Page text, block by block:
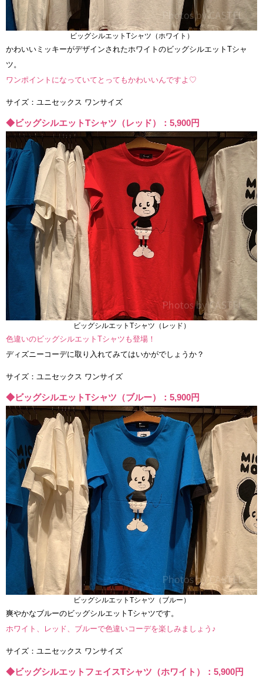
ビッグシルエットTシャツ（ホワイト）
かわいいミッキーがデザインされたホワイトのビッグシルエットTシャ
ツ。
ワンポイントになっていてとってもかわいいんですよ♡
サイズ：ユニセックス ワンサイズ
◆ビッグシルエットTシャツ（レッド）：5,900円
ビッグシルエットTシャツ（レッド）
色違いのビッグシルエットTシャツも登場！
ディズニーコーデに取り入れてみてはいかがでしょうか？
サイズ：ユニセックス ワンサイズ
◆ビッグシルエットTシャツ（ブルー）：5,900円
ビッグシルエットTシャツ（ブルー）
爽やかなブルーのビッグシルエットTシャツです。
ホワイト、レッド、ブルーで色違いコーデを楽しみましょう♪
サイズ：ユニセックス ワンサイズ
◆ビッグシルエットフェイスTシャツ（ホワイト）：5,900円